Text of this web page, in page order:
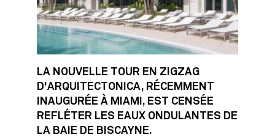
LA NOUVELLE TOUR EN ZIGZAG
D'ARQUITECTONICA, RÉCEMMENT
INAUGURÉE À MIAMI, EST CENSÉE
REFLÉTER LES EAUX ONDULANTES DE
LA BAIE DE BISCAYNE.